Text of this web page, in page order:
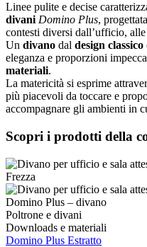
Linee pulite e decise
divani Domino Plus,
contesti diversi dall’ufficio, alle
Un divano dal design classico
eleganza e proporzioni
materiali.
La matericità si esprime
più piacevoli da toccare e
accompagnare gli ambienti in
Scopri i prodotti della
Domino Plus – divano
Poltrone e divani
Downloads e materiali
Domino Plus Estratto